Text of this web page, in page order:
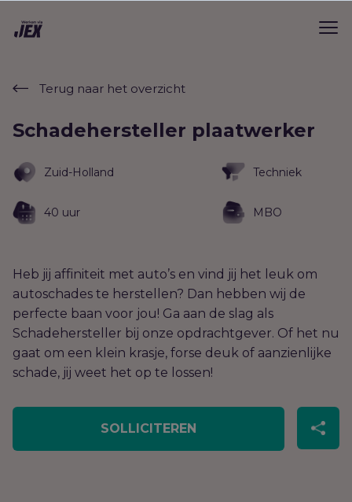
Terug naar het overzicht
Schadehersteller plaatwerker
Zuid-Holland Techniek
40 uur MBO
Heb jij affiniteit met auto’s en vind jij het leuk om
autoschades te herstellen? Dan hebben wij de
perfecte baan voor jou! Ga aan de slag als
Schadehersteller bij onze opdrachtgever. Of het nu
gaat om een klein krasje, forse deuk of aanzienlijke
schade, jij weet het op te lossen!
SOLLICITEREN